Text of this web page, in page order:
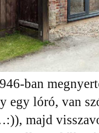
ban
egy lóró, van
majd